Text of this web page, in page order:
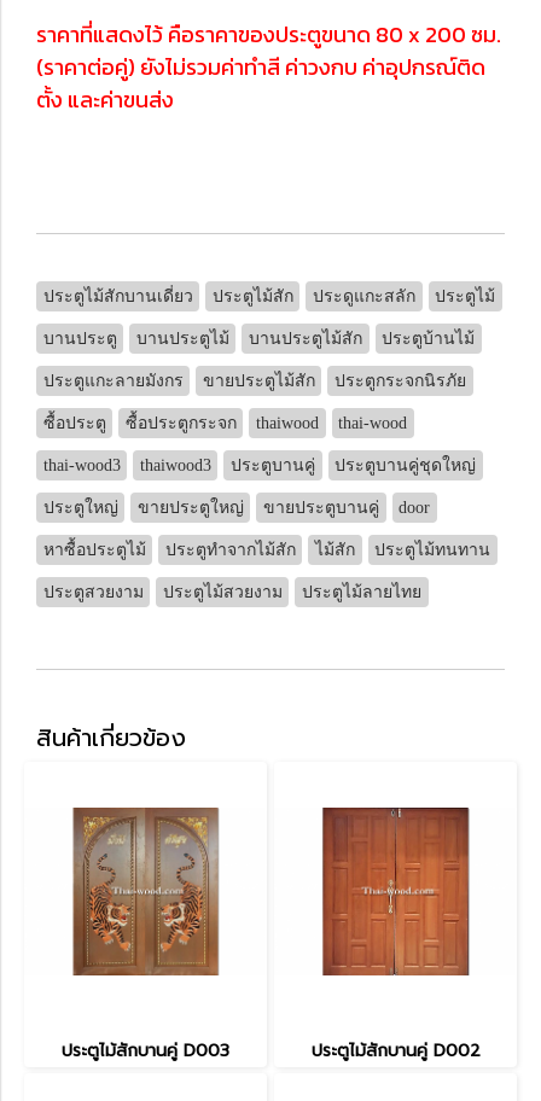
ราคาที่แสดงไว้ คือราคาของประตูขนาด 80 x 200 ซม.
(ราคาต่อคู่) ยังไม่รวมค่าทำสี ค่าวงกบ ค่าอุปกรณ์ติด
ตั้ง และค่าขนส่ง
ประตูไม้สักบานเดี่ยว ประตูไม้สัก ประดูแกะสลัก ประตูไม้
บานประตู บานประตูไม้ บานประตูไม้สัก ประตูบ้านไม้
ประตูแกะลายมังกร ขายประตูไม้สัก ประตูกระจกนิรภัย
ซื้อประตู ซื้อประตูกระจก thaiwood thai-wood
thai-wood3 thaiwood3 ประตูบานคู่ ประตูบานคู่ชุดใหญ่
ประตูใหญ่ ขายประตูใหญ่ ขายประตูบานคู่ door
หาซื้อประตูไม้ ประตูทำจากไม้สัก ไม้สัก ประตูไม้ทนทาน
ประตูสวยงาม ประตูไม้สวยงาม ประตูไม้ลายไทย
สินค้าเกี่ยวข้อง
ประตูไม้สักบานคู่ D003 ประตูไม้สักบานคู่ D002